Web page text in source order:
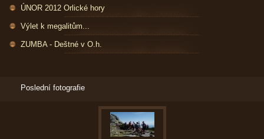
ÚNOR 2012 Orlické hory
Výlet k megalitům...
ZUMBA - Deštné v O.h.
Poslední fotografie